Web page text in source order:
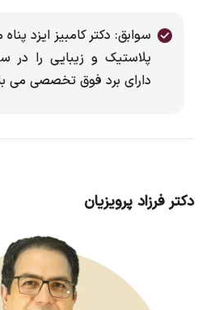
سوابق: دکتر کامبیز ایزد
دارای برد فوق تخصصی می
دکتر فرزاد پرویزیان